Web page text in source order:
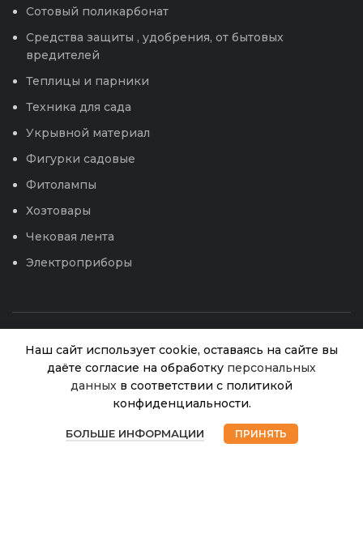
Сотовый поликарбонат
Средства защиты , удобрения, от бытовых
вредителей
Теплицы и парники
Техника для сада
Укрывной материал
Фигурки садовые
Фитолампы
Хозтовары
Чековая лента
Электроприборы
Интернет магазин Успех. ИП Хрипунов Сергей
Александрович
Наш сайт использует cookie, оставаясь на сайте вы
даёте согласие на обработку персональных
данных в соответствии с политикой
конфиденциальности.
БОЛЬШЕ ИНФОРМАЦИИ ПРИНЯТЬ
Цв.Космея
Красное и
смесь
45.00₽
наличии
Магазин Избранное Корзина Мой аккаунт